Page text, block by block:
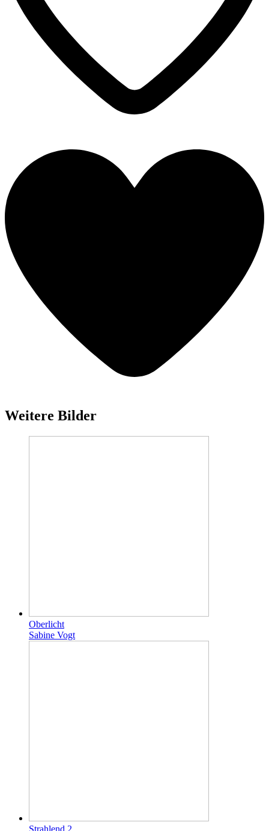
Weitere Bilder
Oberlicht
Sabine Vogt
Strahlend 2